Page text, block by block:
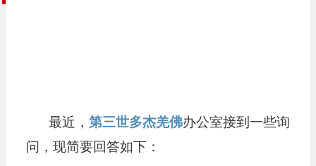
最近， 第三世多杰羌佛办公室接到一些询
问，现简要回答如下：